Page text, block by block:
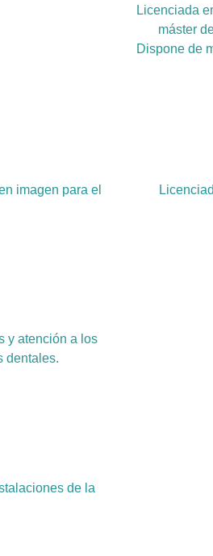
Licenciada
máster
Dispone de
imagen para el
y atención a los
dentales.
de la